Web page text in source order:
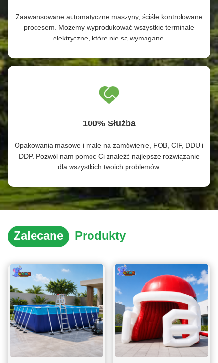
Zaawansowane automatyczne maszyny, ściśle kontrolowane
procesem. Możemy wyprodukować wszystkie terminale
elektryczne, które nie są wymagane.
100% Służba
Opakowania masowe i małe na zamówienie, FOB, CIF, DDU i
DDP. Pozwól nam pomóc Ci znaleźć najlepsze rozwiązanie
dla wszystkich twoich problemów.
Zalecane Produkty